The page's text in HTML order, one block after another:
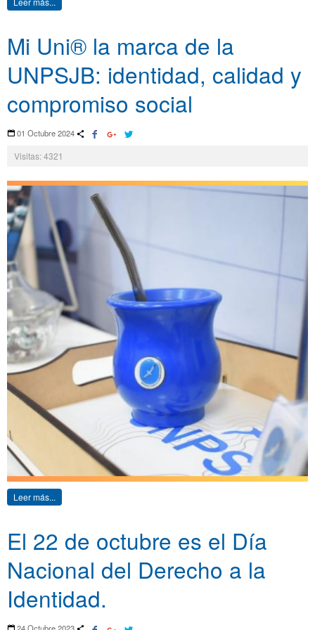
Mi Uni® la marca de la
UNPSJB: identidad, calidad y
compromiso social
01 Octubre 2024
Visitas: 4321
Leer más...
El 22 de octubre es el Día
Nacional del Derecho a la
Identidad.